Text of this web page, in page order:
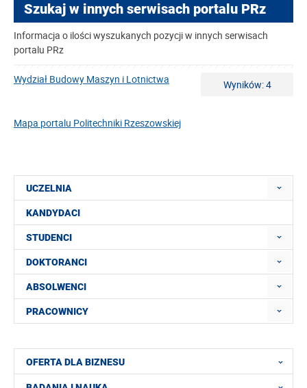
Szukaj w innych serwisach portalu PRz
Informacja o ilości wyszukanych pozycji w innych serwisach
portalu PRz
Wydział Budowy Maszyn i Lotnictwa Wyników: 4
Mapa portalu Politechniki Rzeszowskiej
UCZELNIA
KANDYDACI
STUDENCI
DOKTORANCI
ABSOLWENCI
PRACOWNICY
OFERTA DLA BIZNESU